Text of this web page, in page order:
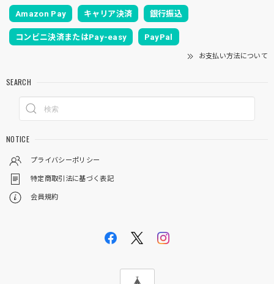
Amazon Pay キャリア決済 銀行振込
コンビニ決済またはPay-easy PayPal
お支払い方法について
SEARCH
NOTICE
プライバシーポリシー
特定商取引法に基づく表記
会員規約